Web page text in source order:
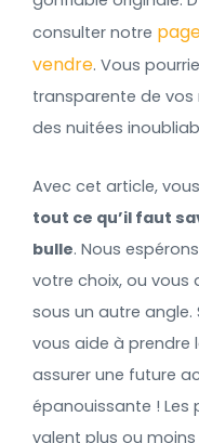
consulter notre
vendre. Vous
transparente de
des nuitées
Avec cet article,
tout ce qu’il faut
bulle. Nous
votre choix, ou vous
sous un autre angle.
vous aide à prendre
assurer une future
épanouissante !
valent plus ou